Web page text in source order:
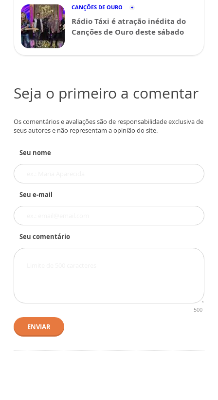
CANÇÕES DE OURO
Rádio Táxi é atração inédita do
Canções de Ouro deste sábado
Seja o primeiro a comentar
Os comentários e avaliações são de responsabilidade exclusiva de
seus autores e não representam a opinião do site.
Seu nome
Seu e-mail
Seu comentário
500
ENVIAR